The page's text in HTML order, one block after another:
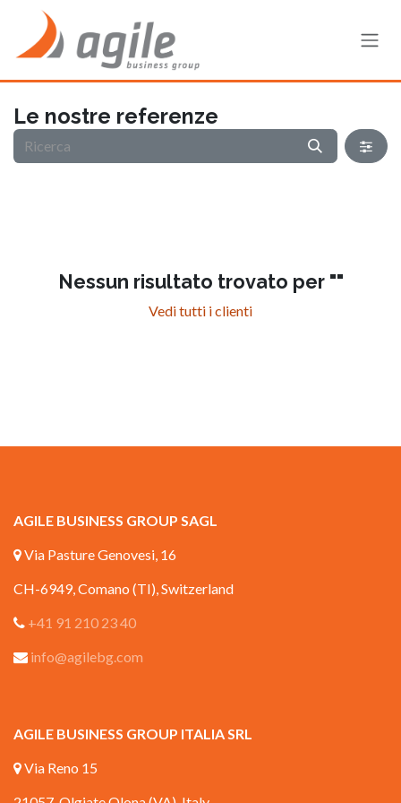
Passa al contenuto
Le nostre referenze
Nessun risultato trovato per ""
Vedi tutti i clienti
AGILE BUSINESS GROUP SAGL
Via Pasture Genovesi, 16
CH-6949, Comano (TI), Switzerland
+41 91 210 23 40
info@agilebg.com
AGILE BUSINESS GROUP ITALIA SRL
Via Reno 15